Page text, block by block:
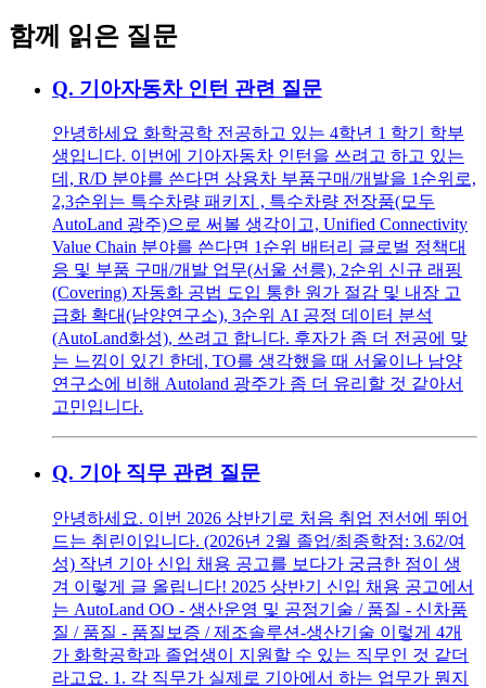
함께 읽은 질문
Q. 기아자동차 인턴 관련 질문
안녕하세요 화학공학 전공하고 있는 4학년 1 학기 학부
생입니다. 이번에 기아자동차 인턴을 쓰려고 하고 있는
데, R/D 분야를 쓴다면 상용차 부품구매/개발을 1순위로,
2,3순위는 특수차량 패키지 , 특수차량 전장품(모두
AutoLand 광주)으로 써볼 생각이고, Unified Connectivity
Value Chain 분야를 쓴다면 1순위 배터리 글로벌 정책대
응 및 부품 구매/개발 업무(서울 선릉), 2순위 신규 래핑
(Covering) 자동화 공법 도입 통한 원가 절감 및 내장 고
급화 확대(남양연구소), 3순위 AI 공정 데이터 분석
(AutoLand화성), 쓰려고 합니다. 후자가 좀 더 전공에 맞
는 느낌이 있긴 한데, TO를 생각했을 때 서울이나 남양
연구소에 비해 Autoland 광주가 좀 더 유리할 것 같아서
고민입니다.
Q. 기아 직무 관련 질문
안녕하세요. 이번 2026 상반기로 처음 취업 전선에 뛰어
드는 취린이입니다. (2026년 2월 졸업/최종학점: 3.62/여
성) 작년 기아 신입 채용 공고를 보다가 궁금한 점이 생
겨 이렇게 글 올립니다! 2025 상반기 신입 채용 공고에서
는 AutoLand OO - 생산운영 및 공정기술 / 품질 - 신차품
질 / 품질 - 품질보증 / 제조솔루션-생산기술 이렇게 4개
가 화학공학과 졸업생이 지원할 수 있는 직무인 것 같더
라고요. 1. 각 직무가 실제로 기아에서 하는 업무가 뭔지